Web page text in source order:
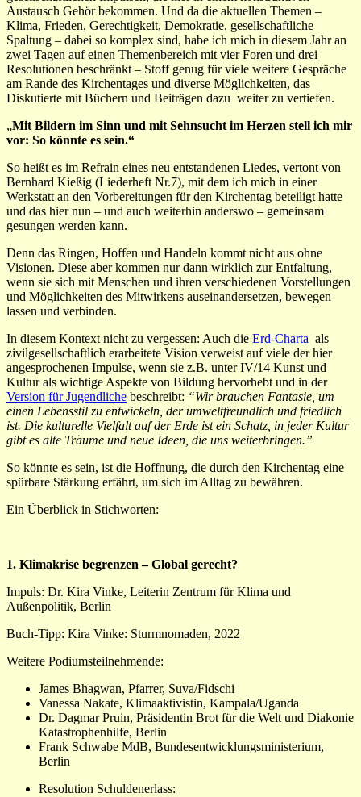
Austausch Gehör bekommen. Und da die aktuellen Themen –
Klima, Frieden, Gerechtigkeit, Demokratie, gesellschaftliche
Spaltung – dabei so komplex sind, habe ich mich in diesem Jahr an
zwei Tagen auf einen Themenbereich mit vier Foren und drei
Resolutionen beschränkt – Stoff genug für viele weitere Gespräche
am Rande des Kirchentages und diverse Möglichkeiten, das
Diskutierte mit Büchern und Beiträgen dazu weiter zu vertiefen.
„Mit Bildern im Sinn und mit Sehnsucht im Herzen stell ich mir
vor: So könnte es sein.“
So heißt es im Refrain eines neu entstandenen Liedes, vertont von
Bernhard Kießig (Liederheft Nr.7), mit dem ich mich in einer
Werkstatt an den Vorbereitungen für den Kirchentag beteiligt hatte
und das hier nun – und auch weiterhin anderswo – gemeinsam
gesungen werden kann.
Denn das Ringen, Hoffen und Handeln kommt nicht aus ohne
Visionen. Diese aber kommen nur dann wirklich zur Entfaltung,
wenn sie sich mit Menschen und ihren verschiedenen Vorstellungen
und Möglichkeiten des Mitwirkens auseinandersetzen, bewegen
lassen und verbinden.
In diesem Kontext nicht zu vergessen: Auch die Erd-Charta als
zivilgesellschaftlich erarbeitete Vision verweist auf viele der hier
angesprochenen Impulse, wenn sie z.B. unter IV/14 Kunst und
Kultur als wichtige Aspekte von Bildung hervorhebt und in der
Version für Jugendliche beschreibt: “Wir brauchen Fantasie, um
einen Lebensstil zu entwickeln, der umweltfreundlich und friedlich
ist. Die kulturelle Vielfalt auf der Erde ist ein Schatz, in jeder Kultur
gibt es alte Träume und neue Ideen, die uns weiterbringen.”
So könnte es sein, ist die Hoffnung, die durch den Kirchentag eine
spürbare Stärkung erfährt, um sich im Alltag zu bewähren.
Ein Überblick in Stichworten:
1. Klimakrise begrenzen – Global gerecht?
Impuls: Dr. Kira Vinke, Leiterin Zentrum für Klima und
Außenpolitik, Berlin
Buch-Tipp: Kira Vinke: Sturmnomaden, 2022
Weitere Podiumsteilnehmende:
James Bhagwan, Pfarrer, Suva/Fidschi
Vanessa Nakate, Klimaaktivistin, Kampala/Uganda
Dr. Dagmar Pruin, Präsidentin Brot für die Welt und Diakonie
Katastrophenhilfe, Berlin
Frank Schwabe MdB, Bundesentwicklungsministerium,
Berlin
Resolution Schuldenerlass: